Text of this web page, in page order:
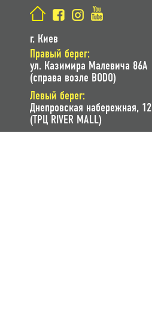
г. Киев
Правый берег:
ул. Казимира Малевича 86A
(справа возле BODO)
Левый берег:
Днепровская набережная, 12
(ТРЦ RIVER MALL)